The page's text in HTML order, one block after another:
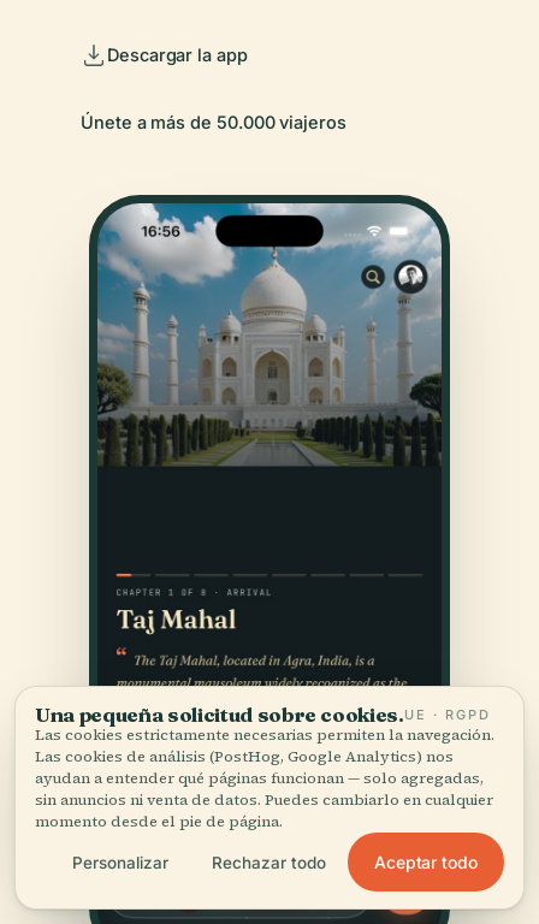
Descargar la app
Únete a más de 50.000 viajeros
Una pequeña solicitud sobre cookies.UE · RGPD
Las cookies estrictamente necesarias permiten la navegación.
Las cookies de análisis (PostHog, Google Analytics) nos
ayudan a entender qué páginas funcionan — solo agregadas,
sin anuncios ni venta de datos. Puedes cambiarlo en cualquier
momento desde el pie de página.
Personalizar Rechazar todo Aceptar todo